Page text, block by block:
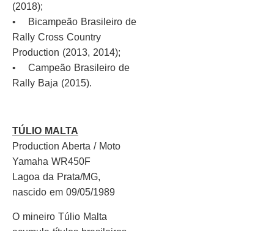
(2018);
• Bicampeão Brasileiro de
Rally Cross Country
Production (2013, 2014);
• Campeão Brasileiro de
Rally Baja (2015).
TÚLIO MALTA
Production Aberta / Moto
Yamaha WR450F
Lagoa da Prata/MG,
nascido em 09/05/1989
O mineiro Túlio Malta